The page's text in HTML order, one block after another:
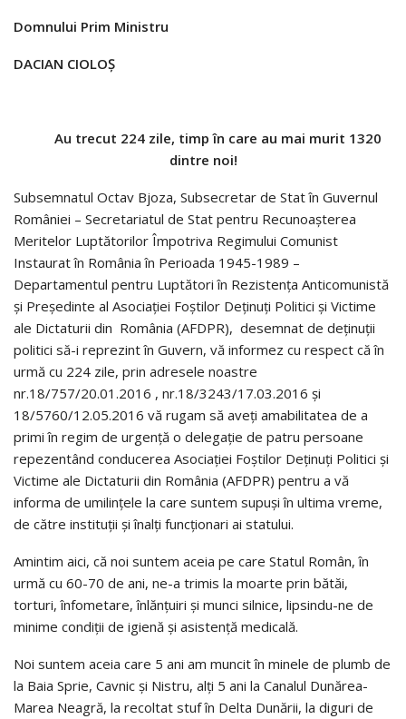
Domnului Prim Ministru
DACIAN CIOLOŞ
Au trecut 224 zile, timpîn care au mai murit 1320
dintre noi!
Subsemnatul Octav Bjoza, Subsecretar de Stat în Guvernul
României – Secretariatul de Stat pentru Recunoaşterea
Meritelor Luptătorilor Împotriva Regimului Comunist
Instaurat în România în Perioada 1945-1989 –
Departamentul pentru Luptători în Rezistenţa Anticomunistă
şi Preşedinte al Asociaţiei Foştilor Deţinuţi Politici şi Victime
ale Dictaturii din România (AFDPR), desemnat de deţinuţii
politici să-i reprezint în Guvern, vă informez cu respect că în
urmă cu 224 zile, prin adresele noastre
nr.18/757/20.01.2016 , nr.18/3243/17.03.2016 şi
18/5760/12.05.2016 vă rugam să aveți amabilitatea de a
primi în regim de urgență o delegație de patru persoane
repezentând conducerea Asociației Foștilor Deținuți Politici și
Victime ale Dictaturii din România (AFDPR) pentru a vă
informa de umilințele la care suntem supuși în ultima vreme,
de către instituții și înalți funcționari ai statului.
Amintim aici, că noi suntem aceia pe care Statul Român, în
urmă cu 60-70 de ani, ne-a trimis la moarte prin bătăi,
torturi, înfometare, înlănțuiri și munci silnice, lipsindu-ne de
minime condiții de igienă și asistență medicală.
Noi suntem aceia care 5 ani am muncit în minele de plumb de
la Baia Sprie, Cavnic și Nistru, alți 5 ani la Canalul Dunărea-
Marea Neagră, la recoltat stuf în Delta Dunării, la diguri de